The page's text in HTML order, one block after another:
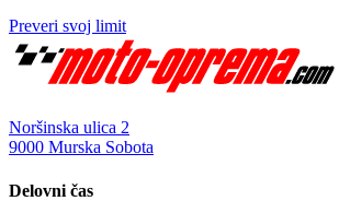
Preveri svoj limit
Noršinska ulica 2
9000 Murska Sobota
Delovni čas